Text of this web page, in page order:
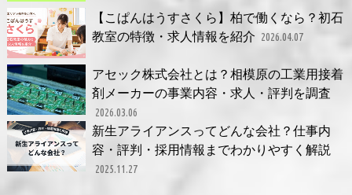
【こぱんはうすさくら】柏で働くなら？初石
教室の特徴・求人情報を紹介 2026.04.07
アセック株式会社とは？相模原の工業用接着
剤メーカーの事業内容・求人・評判を調査
2026.03.06
新生アライアンスってどんな会社？仕事内
容・評判・採用情報までわかりやすく解説
2025.11.27